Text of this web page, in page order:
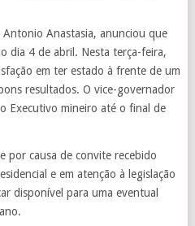
Anastasia, anunciou que
dia 4 de abril. Nesta terça-feira,
em ter estado à frente de um
resultados. O vice-governador
Executivo mineiro até o final de
por causa de convite recebido
e em atenção à legislação
disponível para uma eventual